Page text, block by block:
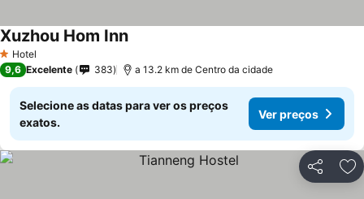
1 Estrelas
Hotel
Xuzhou Hom Inn
9,6 Excelente 383 a 13.2 km de Centro da cidade
Selecione as datas para ver os preços
exatos.
Ver preços
Partilhar